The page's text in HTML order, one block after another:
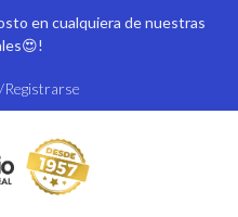
en cualquiera de nuestras
😍!